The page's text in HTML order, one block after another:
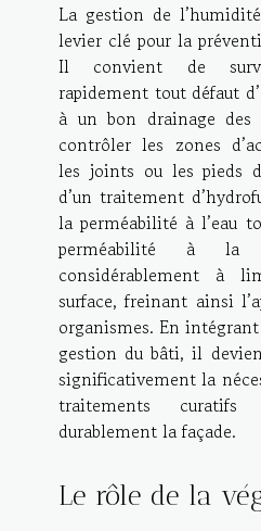
La gestion de
levier clé pour la
Il convient de
rapidement tout défaut
à un bon drainage
contrôler les zones
les joints ou les pieds
d’un traitement
la perméabilité à l’eau
perméabilité à la
considérablement à
surface, freinant ainsi
organismes. En
gestion du bâti, il
significativement la
traitements
durablement la façade.
Le rôle de la